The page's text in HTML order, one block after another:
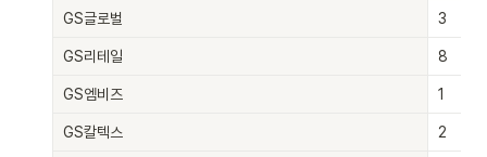
GS글로벌 3
GS리테일 8
GS엠비즈 1
GS칼텍스 2